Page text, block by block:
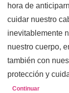
hora de
cuidar nuestro
inevitablemente
nuestro cuerpo,
también con
protección y
Continuar